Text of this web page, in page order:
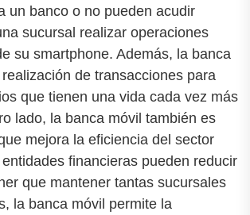
un banco o no pueden acudir
sucursal realizar operaciones
su smartphone. Además, la banca
de transacciones para
que tienen una vida cada vez más
lado, la banca móvil también es
mejora la eficiencia del sector
financieras pueden reducir
que mantener tantas sucursales
la banca móvil permite la